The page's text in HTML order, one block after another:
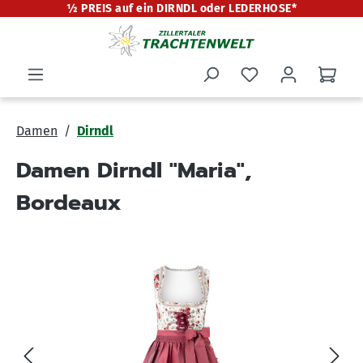
springen
½ PREIS auf ein DIRNDL oder LEDERHOSE*
Damen Dirndl
Damen Dirndl "Maria",
Bordeaux
Bildergalerie überspringen